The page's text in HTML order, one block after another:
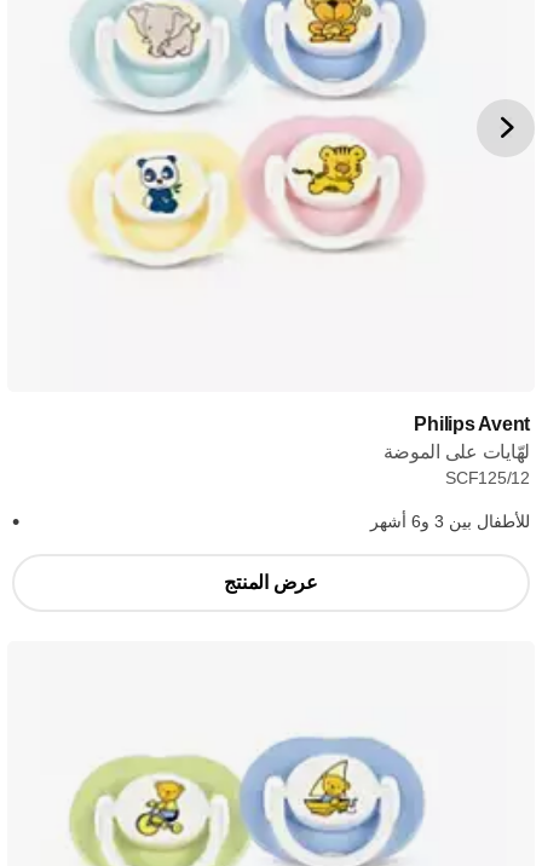
Philips Avent
لهّايات على الموضة
SCF125/12
للأطفال بين 3 و6 أشهر
عرض المنتج